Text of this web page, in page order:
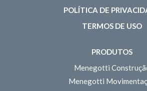
POLÍTICA DE
TERMOS DE USO
PRODUTOS
Menegotti
Menegotti